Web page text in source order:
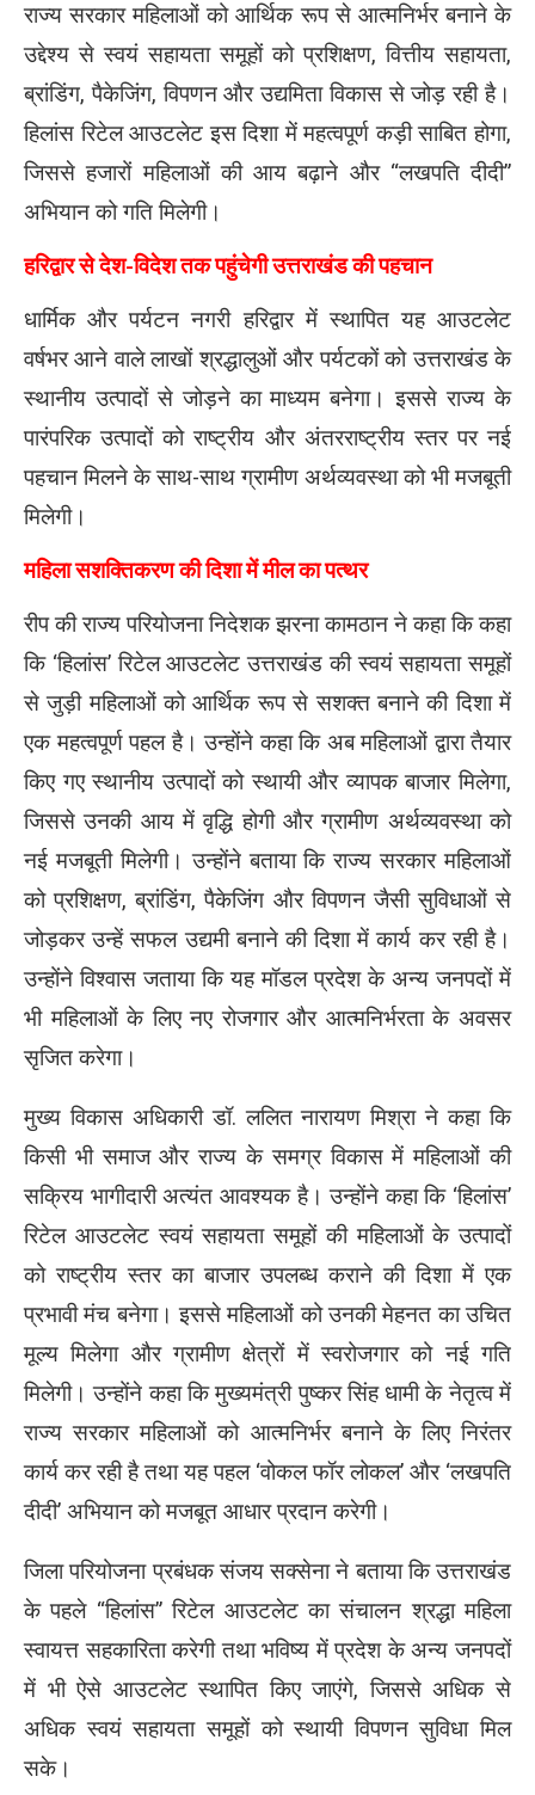
राज्य सरकार महिलाओं को आर्थिक रूप से आत्मनिर्भर बनाने के
उद्देश्य से स्वयं सहायता समूहों को प्रशिक्षण, वित्तीय सहायता,
ब्रांडिंग, पैकेजिंग, विपणन और उद्यमिता विकास से जोड़ रही है।
हिलांस रिटेल आउटलेट इस दिशा में महत्वपूर्ण कड़ी साबित होगा,
जिससे हजारों महिलाओं की आय बढ़ाने और “लखपति दीदी”
अभियान को गति मिलेगी।
हरिद्वार से देश-विदेश तक पहुंचेगी उत्तराखंड की पहचान
धार्मिक और पर्यटन नगरी हरिद्वार में स्थापित यह आउटलेट
वर्षभर आने वाले लाखों श्रद्धालुओं और पर्यटकों को उत्तराखंड के
स्थानीय उत्पादों से जोड़ने का माध्यम बनेगा। इससे राज्य के
पारंपरिक उत्पादों को राष्ट्रीय और अंतरराष्ट्रीय स्तर पर नई
पहचान मिलने के साथ-साथ ग्रामीण अर्थव्यवस्था को भी मजबूती
मिलेगी।
महिला सशक्तिकरण की दिशा में मील का पत्थर
रीप की राज्य परियोजना निदेशक झरना कामठान ने कहा कि कहा
कि ‘हिलांस’ रिटेल आउटलेट उत्तराखंड की स्वयं सहायता समूहों
से जुड़ी महिलाओं को आर्थिक रूप से सशक्त बनाने की दिशा में
एक महत्वपूर्ण पहल है। उन्होंने कहा कि अब महिलाओं द्वारा तैयार
किए गए स्थानीय उत्पादों को स्थायी और व्यापक बाजार मिलेगा,
जिससे उनकी आय में वृद्धि होगी और ग्रामीण अर्थव्यवस्था को
नई मजबूती मिलेगी। उन्होंने बताया कि राज्य सरकार महिलाओं
को प्रशिक्षण, ब्रांडिंग, पैकेजिंग और विपणन जैसी सुविधाओं से
जोड़कर उन्हें सफल उद्यमी बनाने की दिशा में कार्य कर रही है।
उन्होंने विश्वास जताया कि यह मॉडल प्रदेश के अन्य जनपदों में
भी महिलाओं के लिए नए रोजगार और आत्मनिर्भरता के अवसर
सृजित करेगा।
मुख्य विकास अधिकारी डॉ. ललित नारायण मिश्रा ने कहा कि
किसी भी समाज और राज्य के समग्र विकास में महिलाओं की
सक्रिय भागीदारी अत्यंत आवश्यक है। उन्होंने कहा कि ‘हिलांस’
रिटेल आउटलेट स्वयं सहायता समूहों की महिलाओं के उत्पादों
को राष्ट्रीय स्तर का बाजार उपलब्ध कराने की दिशा में एक
प्रभावी मंच बनेगा। इससे महिलाओं को उनकी मेहनत का उचित
मूल्य मिलेगा और ग्रामीण क्षेत्रों में स्वरोजगार को नई गति
मिलेगी। उन्होंने कहा कि मुख्यमंत्री पुष्कर सिंह धामी के नेतृत्व में
राज्य सरकार महिलाओं को आत्मनिर्भर बनाने के लिए निरंतर
कार्य कर रही है तथा यह पहल ‘वोकल फॉर लोकल’ और ‘लखपति
दीदी’ अभियान को मजबूत आधार प्रदान करेगी।
जिला परियोजना प्रबंधक संजय सक्सेना ने बताया कि उत्तराखंड
के पहले “हिलांस” रिटेल आउटलेट का संचालन श्रद्धा महिला
स्वायत्त सहकारिता करेगी तथा भविष्य में प्रदेश के अन्य जनपदों
में भी ऐसे आउटलेट स्थापित किए जाएंगे, जिससे अधिक से
अधिक स्वयं सहायता समूहों को स्थायी विपणन सुविधा मिल
सके।